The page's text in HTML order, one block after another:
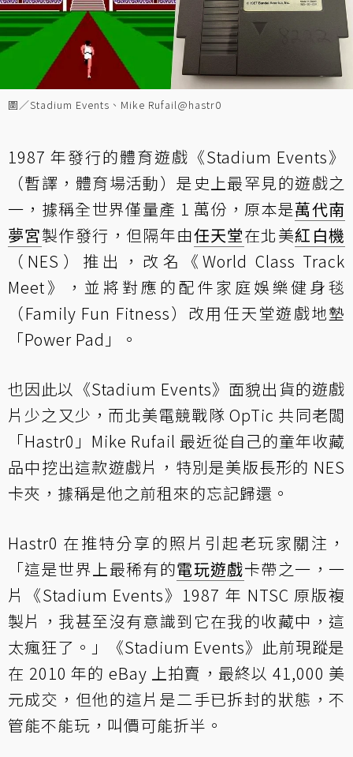
圖／Stadium Events、Mike Rufail@hastr0
1987 年發行的體育遊戲《Stadium Events》
（暫譯，體育場活動）是史上最罕見的遊戲之
一，據稱全世界僅量產 1 萬份，原本是萬代南
夢宮製作發行，但隔年由任天堂在北美紅白機
（NES）推出，改名《World Class Track
Meet》，並將對應的配件家庭娛樂健身毯
（Family Fun Fitness）改用任天堂遊戲地墊
「Power Pad」。
也因此以《Stadium Events》面貌出貨的遊戲
片少之又少，而北美電競戰隊 OpTic 共同老闆
「Hastr0」Mike Rufail 最近從自己的童年收藏
品中挖出這款遊戲片，特別是美版長形的 NES
卡夾，據稱是他之前租來的忘記歸還。
Hastr0 在推特分享的照片引起老玩家關注，
「這是世界上最稀有的電玩遊戲卡帶之一，一
片《Stadium Events》1987 年 NTSC 原版複
製片，我甚至沒有意識到它在我的收藏中，這
太瘋狂了。」《Stadium Events》此前現蹤是
在 2010 年的 eBay 上拍賣，最終以 41,000 美
元成交，但他的這片是二手已拆封的狀態，不
管能不能玩，叫價可能折半。